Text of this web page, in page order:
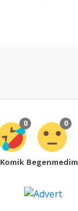
0
Komik
0
Begenmedim